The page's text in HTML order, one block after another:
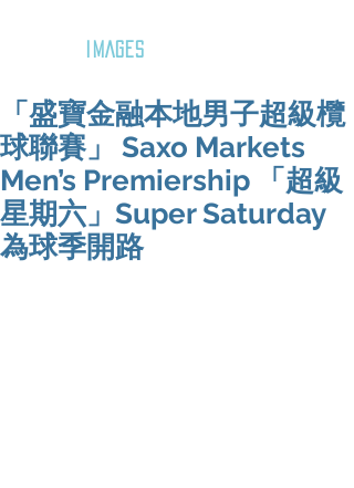
IMAGES
「盛寶金融本地男子超級欖
球聯賽」 Saxo Markets
Men’s Premiership 「超級
星期六」Super Saturday
為球季開路